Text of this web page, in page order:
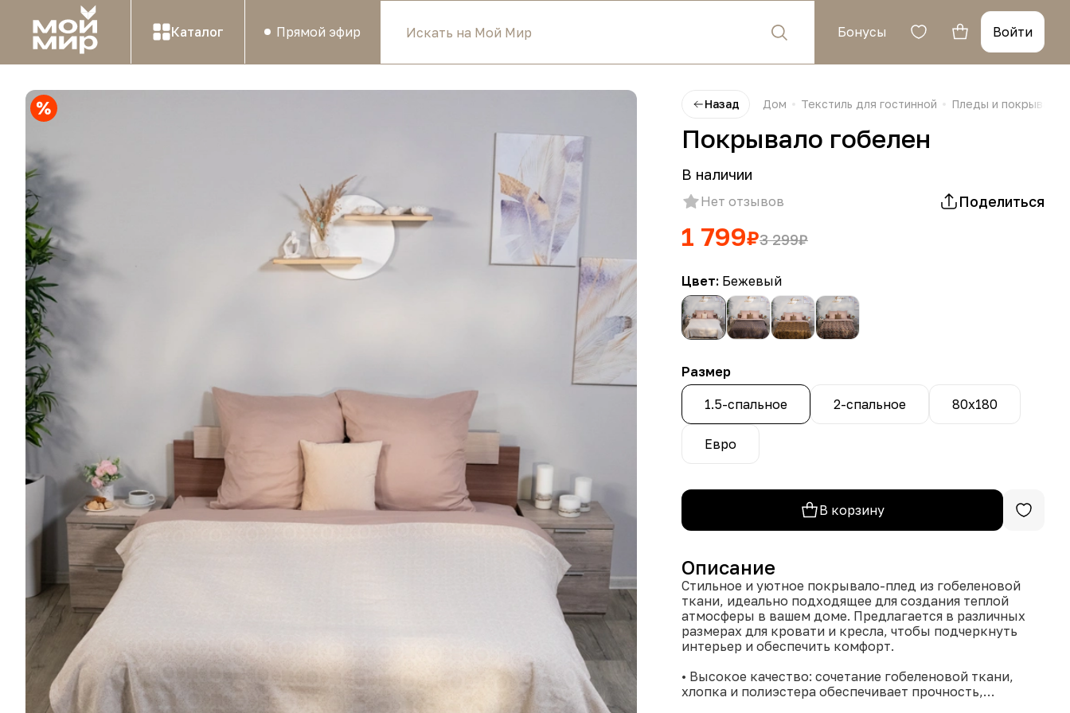
Каталог Прямой эфир Бонусы Войти
Назад Дом Текстиль для гостинной Пледы и покрывала
Покрывало гобелен
В наличии
Нет отзывов Поделиться
1 799₽3 299₽
Цвет: Бежевый
Размер
1.5-спальное 2-спальное 80х180
Евро
В корзину
Описание
Стильное и уютное покрывало-плед из гобеленовой
ткани, идеально подходящее для создания теплой
атмосферы в вашем доме. Предлагается в различных
размерах для кровати и кресла, чтобы подчеркнуть
интерьер и обеспечить комфорт.
• Высокое качество: сочетание гобеленовой ткани,
хлопка и полиэстера обеспечивает прочность,